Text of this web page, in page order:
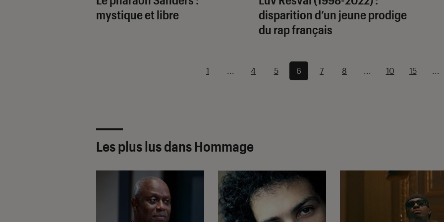
mystique et libre
disparition d’un jeune prodige
du rap français
1 ... 4 5 6 7 8 ... 10 15 ...
Les plus lus dans Hommage